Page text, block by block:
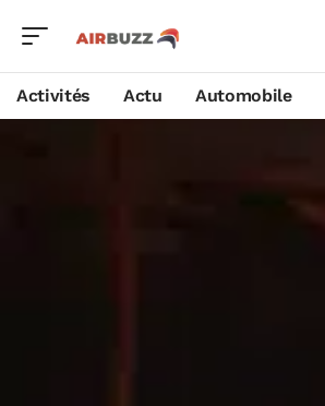
Activités Actu Automobile